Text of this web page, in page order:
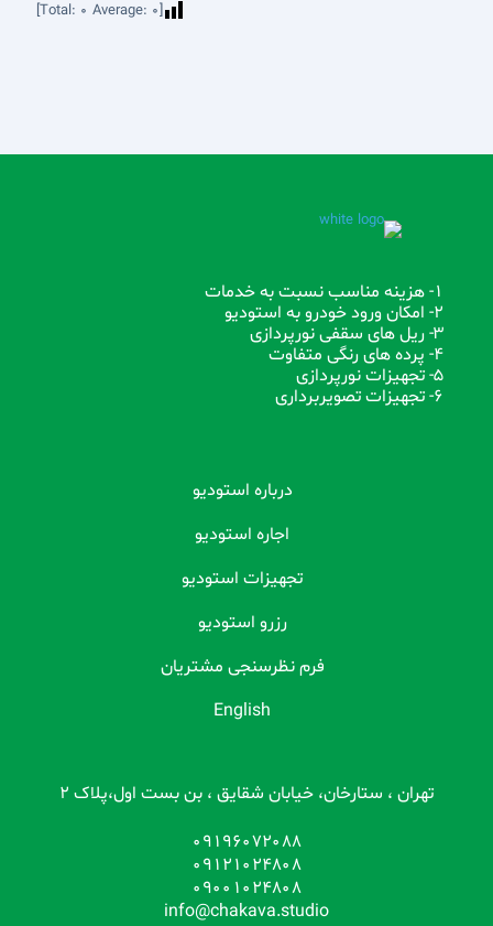
[Total:
0 Average: 0
]
1- هزینه مناسب نسبت به خدمات
2- امکان ورود خودرو به استودیو
3- ریل های سقفی نورپردازی
4- پرده های رنگی متفاوت
5- تجهیزات نورپردازی
6- تجهیزات تصویربرداری
درباره استودیو
اجاره استودیو
تجهیزات استودیو
رزرو استودیو
فرم نظرسنجی مشتریان
English
تهران ، ستارخان، خیابان شقایق ، بن بست اول،پلاک 2
09196072088
09121024808
09001024808
info@chakava.studio